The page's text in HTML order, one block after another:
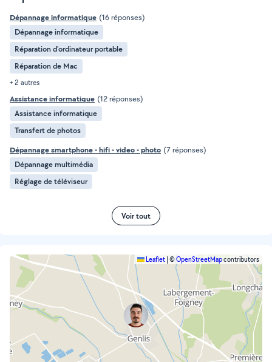
Dépannage informatique (16 réponses)
Dépannage informatique
Réparation d'ordinateur portable
Réparation de Mac
+ 2 autres
Assistance informatique (12 réponses)
Assistance informatique
Transfert de photos
Dépannage smartphone - hifi - video - photo (7 réponses)
Dépannage multimédia
Réglage de téléviseur
Voir tout
Leaflet ©OpenStreetMapcontributors